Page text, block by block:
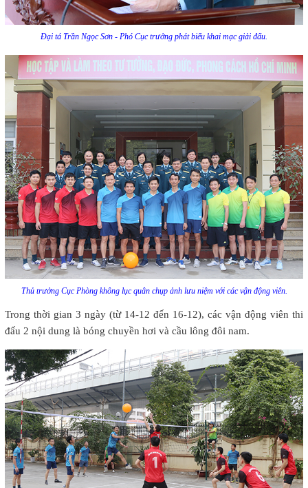
Đại tá Trần Ngọc Sơn - Phó Cục trưởng phát biểu khai mạc giải đấu.
Thủ trưởng Cục Phòng không lục quân chụp ảnh lưu niệm với các vận động viên.
Trong thời gian 3 ngày (từ 14-12 đến 16-12), các vận động viên thi
đấu 2 nội dung là bóng chuyền hơi và cầu lông đôi nam.